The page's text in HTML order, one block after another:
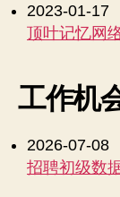
2023-01-17
顶叶记忆网
工作机
2026-07-08
招聘初级数